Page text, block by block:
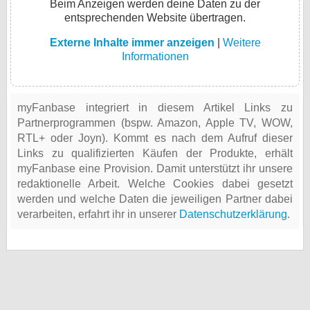
Beim Anzeigen werden deine Daten zu der
entsprechenden Website übertragen.
Externe Inhalte immer anzeigen
Weitere
Informationen
myFanbase integriert in diesem Artikel Links zu
Partnerprogrammen (bspw. Amazon, Apple TV, WOW,
RTL+ oder Joyn). Kommt es nach dem Aufruf dieser
Links zu qualifizierten Käufen der Produkte, erhält
myFanbase eine Provision. Damit unterstützt ihr unsere
redaktionelle Arbeit. Welche Cookies dabei gesetzt
werden und welche Daten die jeweiligen Partner dabei
verarbeiten, erfahrt ihr in unserer Datenschutzerklärung.